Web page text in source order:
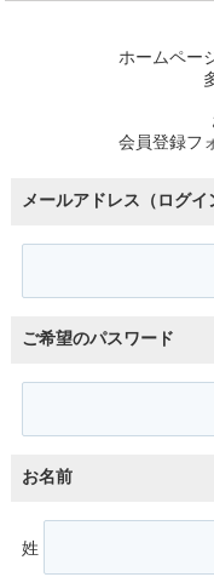
ホームペー
会員登録フ
メールアドレス（ログイ
ご希望のパスワード
お名前
姓